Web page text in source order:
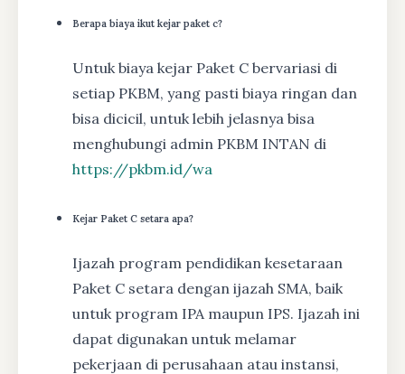
Berapa biaya ikut kejar paket c?
Untuk biaya kejar Paket C bervariasi di
setiap PKBM, yang pasti biaya ringan dan
bisa dicicil, untuk lebih jelasnya bisa
menghubungi admin PKBM INTAN di
https://pkbm.id/wa
Kejar Paket C setara apa?
Ijazah program pendidikan kesetaraan
Paket C setara dengan ijazah SMA, baik
untuk program IPA maupun IPS. Ijazah ini
dapat digunakan untuk melamar
pekerjaan di perusahaan atau instansi,